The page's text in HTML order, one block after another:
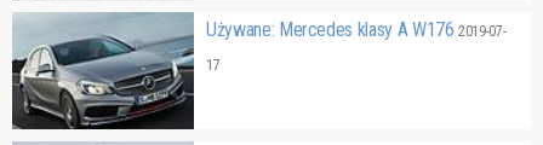
Używane: Mercedes klasy A W1762019-07-
17